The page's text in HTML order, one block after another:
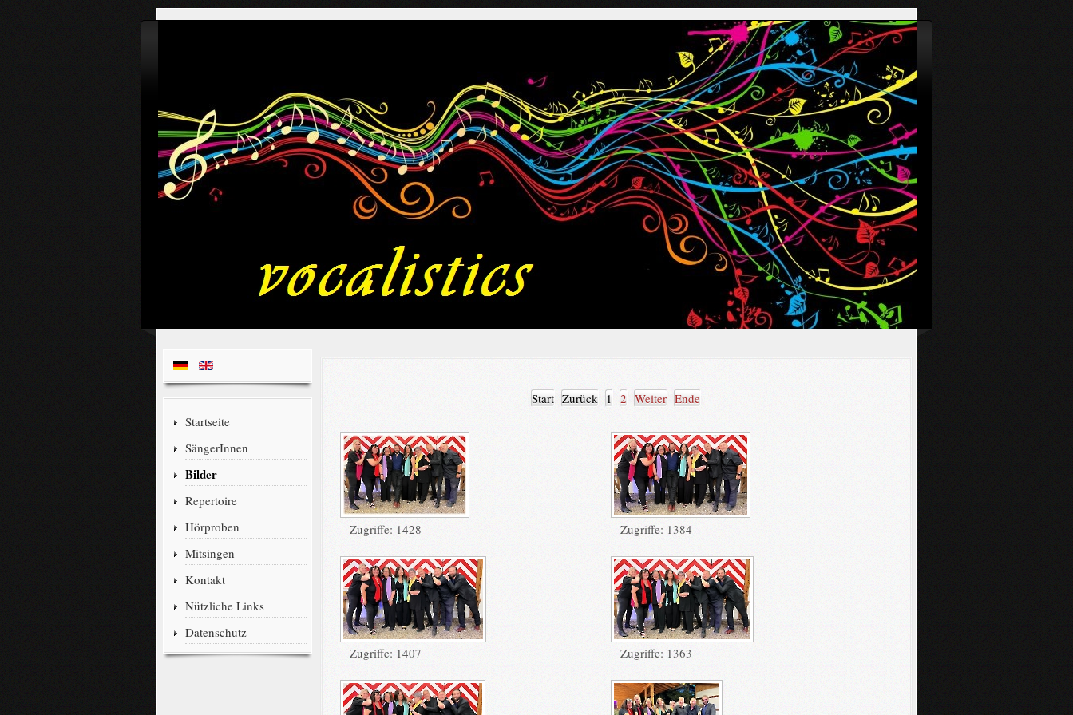
Startseite
SängerInnen
Bilder
Repertoire
Hörproben
Mitsingen
Kontakt
Nützliche Links
Datenschutz
Start Zurück 1 2 Weiter Ende
Zugriffe: 1428 Zugriffe: 1384
Zugriffe: 1407 Zugriffe: 1363